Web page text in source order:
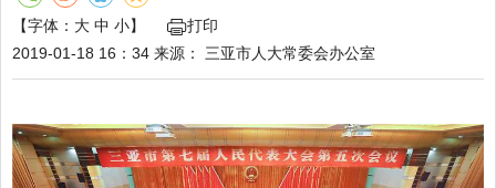
【字体： 大 中 小】
打印
2019-01-18 16：34 来源： 三亚市人大常委会办公室